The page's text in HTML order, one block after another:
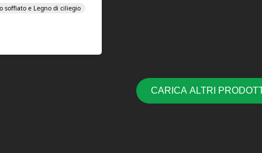
soffiato e Legno di ciliegio
CARICA ALTRI